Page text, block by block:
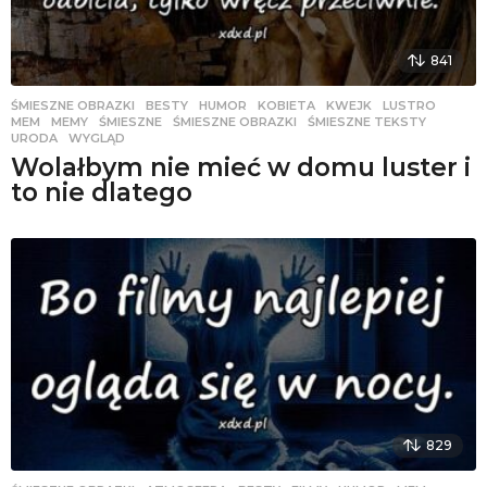
841
ŚMIESZNE OBRAZKI BESTY ,HUMOR ,KOBIETA ,KWEJK ,LUSTRO
MEM
,MEMY ,ŚMIESZNE ,ŚMIESZNE OBRAZKI ,ŚMIESZNE TEKSTY
URODA
,WYGLĄD
Wolałbym nie mieć w domu luster i
to nie dlatego
829